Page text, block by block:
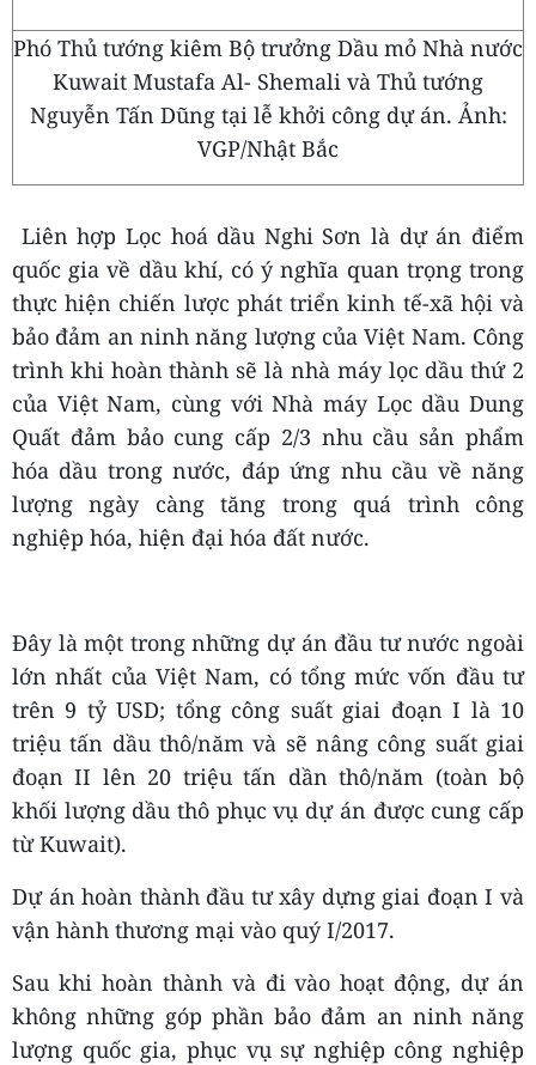
Phó Thủ tướng kiêm Bộ trưởng Dầu mỏ Nhà nước
Kuwait Mustafa Al- Shemali và Thủ tướng
Nguyễn Tấn Dũng tại lễ khởi công dự án. Ảnh:
VGP/Nhật Bắc
Liên hợp Lọc hoá dầu Nghi Sơn là dự án điểm
quốc gia về dầu khí, có ý nghĩa quan trọng trong
thực hiện chiến lược phát triển kinh tế-xã hội và
bảo đảm an ninh năng lượng của Việt Nam. Công
trình khi hoàn thành sẽ là nhà máy lọc dầu thứ 2
của Việt Nam, cùng với Nhà máy Lọc dầu Dung
Quất đảm bảo cung cấp 2/3 nhu cầu sản phẩm
hóa dầu trong nước, đáp ứng nhu cầu về năng
lượng ngày càng tăng trong quá trình công
nghiệp hóa, hiện đại hóa đất nước.
Đây là một trong những dự án đầu tư nước ngoài
lớn nhất của Việt Nam, có tổng mức vốn đầu tư
trên 9 tỷ USD; tổng công suất giai đoạn I là 10
triệu tấn dầu thô/năm và sẽ nâng công suất giai
đoạn II lên 20 triệu tấn dần thô/năm (toàn bộ
khối lượng dầu thô phục vụ dự án được cung cấp
từ Kuwait).
Dự án hoàn thành đầu tư xây dựng giai đoạn I và
vận hành thương mại vào quý I/2017.
Sau khi hoàn thành và đi vào hoạt động, dự án
không những góp phần bảo đảm an ninh năng
lượng quốc gia, phục vụ sự nghiệp công nghiệp